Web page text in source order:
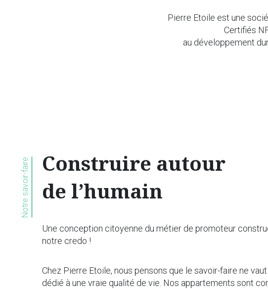
Pierre Etoile est une
Certifiés
au développement
Notre savoir-faire Construire autour
de l’humain
Une conception citoyenne du métier de promoteur
notre credo !
Chez Pierre Etoile, nous pensons que le savoir-faire ne vaut
dédié à une vraie qualité de vie. Nos appartements sont